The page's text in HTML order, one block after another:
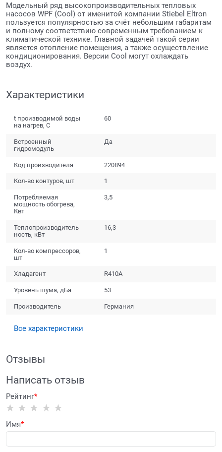
Модельный ряд высокопроизводительных тепловых
насосов WPF (Cool) от именитой компании Stiebel Eltron
пользуется популярностью за счёт небольшим габаритам
и полному соответствию современным требованием к
климатической технике. Главной задачей такой серии
является отопление помещения, а также осуществление
кондиционирования. Версии Cool могут охлаждать
воздух.
Характеристики
t производимой воды
на нагрев, С
60
Встроенный
гидромодуль
Да
Код производителя 220894
Кол-во контуров, шт 1
Потребляемая
мощность обогрева,
Квт
3,5
Теплопроизводитель
ность, кВт
16,3
Кол-во компрессоров,
шт
1
Хладагент R410A
Уровень шума, дБа 53
Производитель Германия
Все характеристики
Отзывы
Написать отзыв
Рейтинг
Имя